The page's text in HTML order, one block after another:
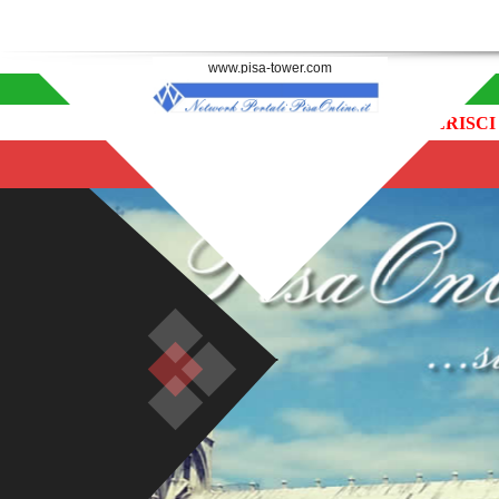
www.pisa-tower.com